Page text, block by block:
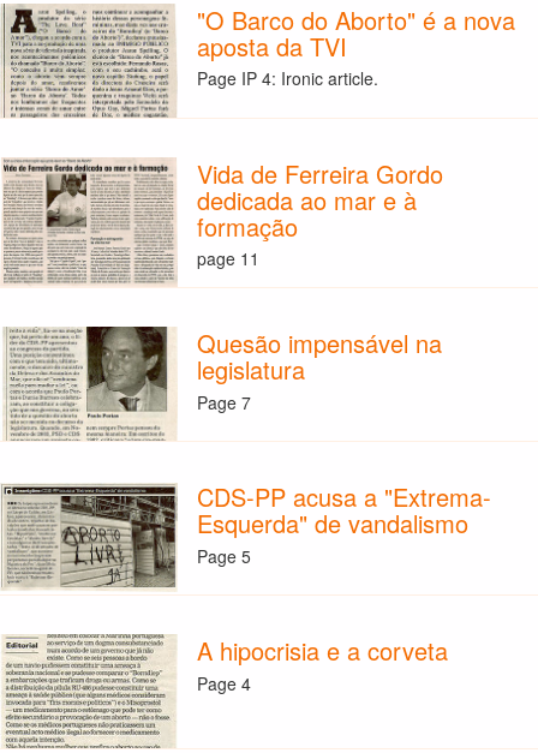
"O Barco do Aborto" é a nova
aposta da TVI
Page IP 4: Ironic article.
Vida de Ferreira Gordo
dedicada ao mar e à
formação
page 11
Quesão impensável na
legislatura
Page 7
CDS-PP acusa a "Extrema-
Esquerda" de vandalismo
Page 5
A hipocrisia e a corveta
Page 4